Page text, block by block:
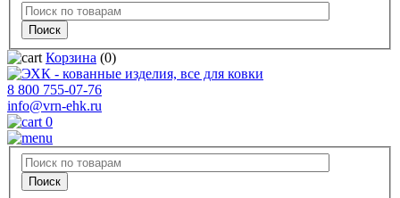
Корзина (0)
8 800 755-07-76
info@vrn-ehk.ru
0